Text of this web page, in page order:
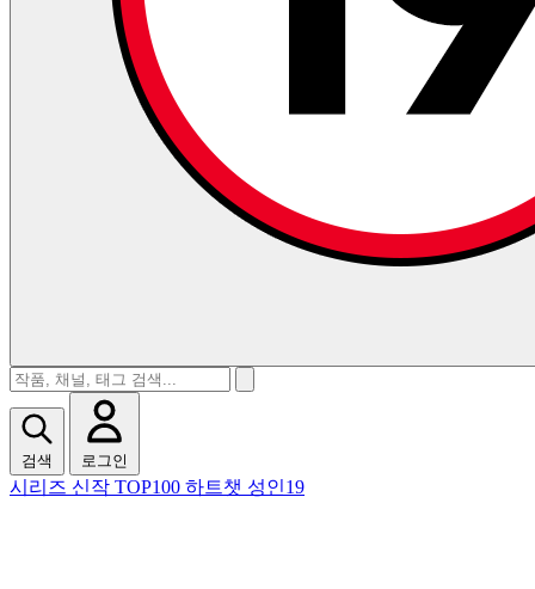
검색 로그인
시리즈 신작 TOP100 하트챗 성인19